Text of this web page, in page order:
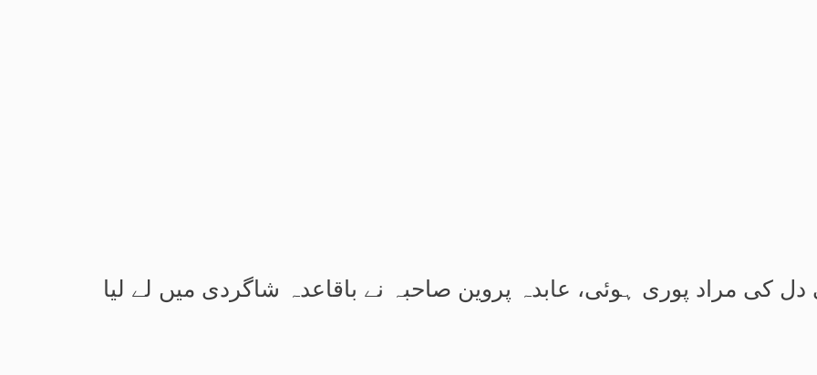
کی مراد پوری ہوئی، عابدہ پروین صاحبہ نے باقاعدہ شاگردی میں لے لیا